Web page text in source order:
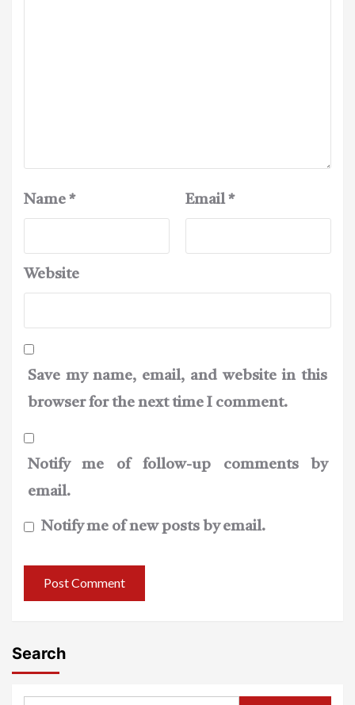
Name * Email*
Website
Save my name, email, and website in this
browser for the next time I comment.
Notify me of follow-up comments by
email.
Notify me of new posts by email.
Search